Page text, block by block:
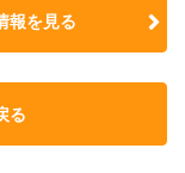
報を見る
る